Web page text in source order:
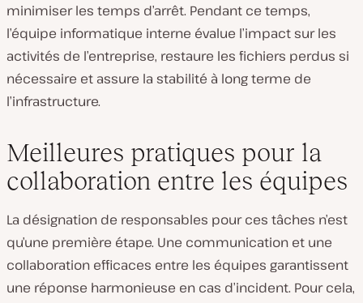
minimiser les temps d’arrêt. Pendant ce temps,
l’équipe informatique interne évalue l’impact sur les
activités de l’entreprise, restaure les fichiers perdus si
nécessaire et assure la stabilité à long terme de
l’infrastructure.
Meilleures pratiques pour la
collaboration entre les équipes
La désignation de responsables pour ces tâches n’est
qu’une première étape. Une communication et une
collaboration efficaces entre les équipes garantissent
une réponse harmonieuse en cas d’incident. Pour cela,